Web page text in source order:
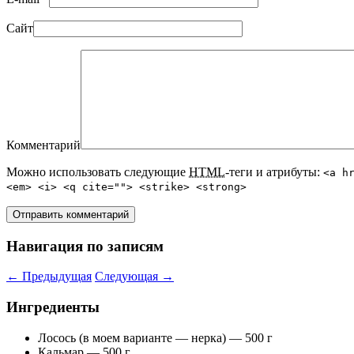
Сайт
Комментарий
Можно использовать следующие HTML-теги и атрибуты: <a
<em> <i> <q cite=""> <strike> <strong>
Навигация по записям
← Предыдущая Следующая →
Ингредиенты
Лосось (в моем варианте — нерка) — 500 г